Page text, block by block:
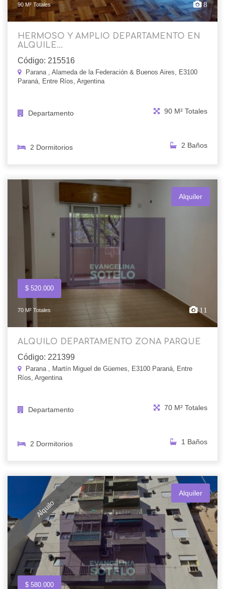
90 M² Totales 8
HERMOSO Y AMPLIO DEPARTAMENTO EN
ALQUILE...
Código: 215516
Parana , Alameda de la Federación & Buenos Aires, E3100
Paraná, Entre Ríos, Argentina
Departamento 90 M² Totales
2 Dormitorios 2 Baños
Alquiler
$ 520.000
70 M² Totales 11
ALQUILO DEPARTAMENTO ZONA PARQUE
Código: 221399
Parana , Martín Miguel de Güemes, E3100 Paraná, Entre
Ríos, Argentina
Departamento 70 M² Totales
2 Dormitorios 1 Baños
Alquilo
Alquiler
$ 580.000